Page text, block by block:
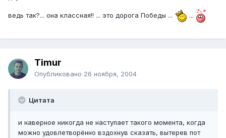
ведь так?... она классная!! ... это дорога Победы ... ...
Timur
Опубликовано 26 ноября, 2004
Цитата
и наверное никогда не наступает такого момента, когда
можно удовлетворённо вздохнув сказать, вытерев пот